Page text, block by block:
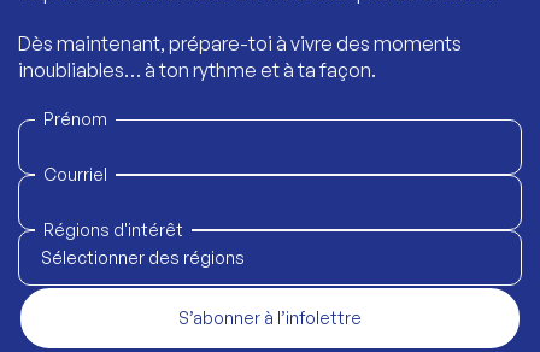
Dès maintenant, prépare-toi à vivre des moments
inoubliables… à ton rythme et à ta façon.
Prénom
Courriel
Régions d'intérêt
Sélectionner des régions
S’abonner à l’infolettre